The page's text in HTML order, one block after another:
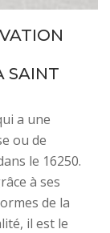
SAINT
a une
ou de
le 16250.
à ses
de la
il est le